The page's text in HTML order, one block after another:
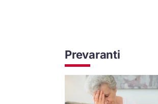
Prevaranti